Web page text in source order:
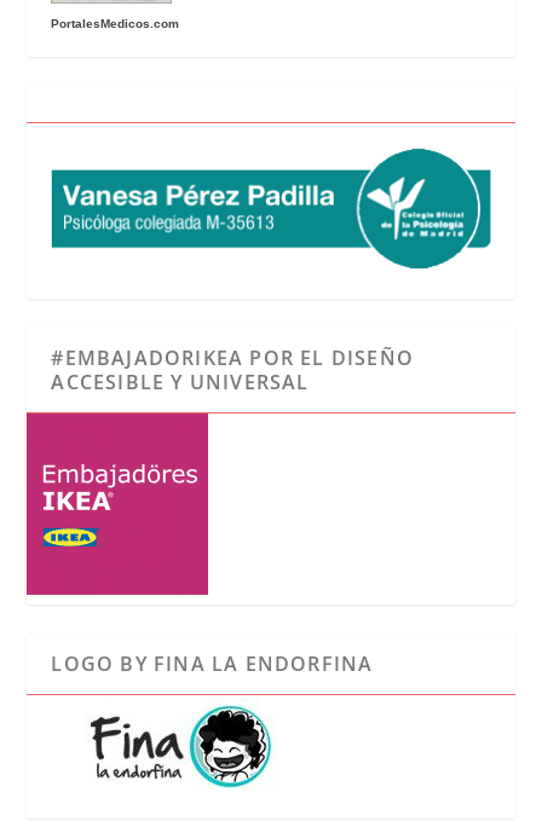
PortalesMedicos.com
#EMBAJADORIKEA POR EL DISEÑO
ACCESIBLE Y UNIVERSAL
LOGO BY FINA LA ENDORFINA